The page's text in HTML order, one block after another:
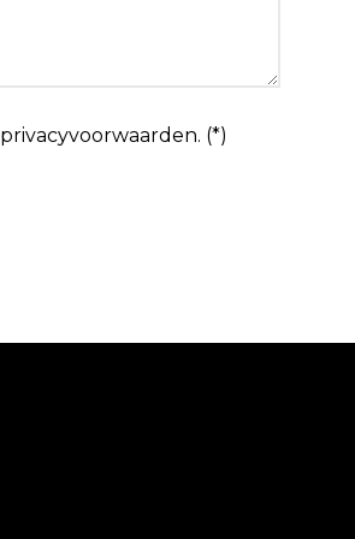
privacyvoorwaarden. (*)